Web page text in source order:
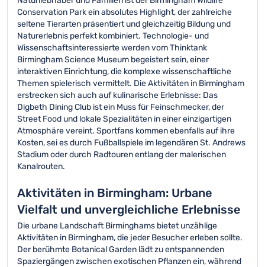
Conservation Park ein absolutes Highlight, der zahlreiche
seltene Tierarten präsentiert und gleichzeitig Bildung und
Naturerlebnis perfekt kombiniert. Technologie- und
Wissenschaftsinteressierte werden vom Thinktank
Birmingham Science Museum begeistert sein, einer
interaktiven Einrichtung, die komplexe wissenschaftliche
Themen spielerisch vermittelt. Die Aktivitäten in Birmingham
erstrecken sich auch auf kulinarische Erlebnisse: Das
Digbeth Dining Club ist ein Muss für Feinschmecker, der
Street Food und lokale Spezialitäten in einer einzigartigen
Atmosphäre vereint. Sportfans kommen ebenfalls auf ihre
Kosten, sei es durch Fußballspiele im legendären St. Andrews
Stadium oder durch Radtouren entlang der malerischen
Kanalrouten.
Aktivitäten in Birmingham: Urbane
Vielfalt und unvergleichliche Erlebnisse
Die urbane Landschaft Birminghams bietet unzählige
Aktivitäten in Birmingham, die jeder Besucher erleben sollte.
Der berühmte Botanical Garden lädt zu entspannenden
Spaziergängen zwischen exotischen Pflanzen ein, während